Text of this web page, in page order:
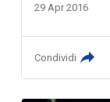
29 Apr 2016
Condividi